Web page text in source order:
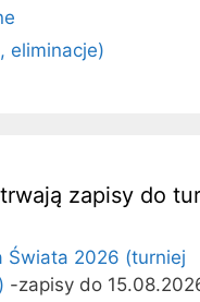
eliminacje)
zapisy do
Świata 2026 (turniej
-zapisy do